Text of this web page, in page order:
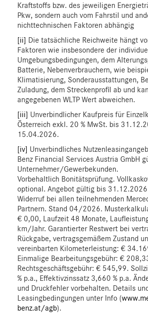
Kraftstoffs bzw. des jeweiligen
Pkw, sondern auch vom Fahrstil und
nichttechnischen Faktoren abhängig
[ii] Die tatsächliche Reichweite hängt
Faktoren wie insbesondere der
Umgebungsbedingungen, dem
Batterie, Nebenverbrauchern, wie
Klimatisierung, Sonderausstattungen,
Zuladung, dem Streckenprofil ab und
angegebenen WLTP Wert abweichen.
[iii] Unverbindlicher Kaufpreis für
Österreich exkl. 20 % MwSt. bis
15.04.2026.
[iv] Unverbindliches
Benz Financial Services Austria GmbH
Unternehmer/Gewerbekunden.
Vorbehaltlich Bonitätsprüfung.
optional. Angebot gültig bis
Widerruf bei allen teilnehmenden
Partnern. Stand 04/2026.
€ 0,00, Laufzeit 48 Monate,
km/Jahr. Garantierter Restwert bei
Rückgabe, vertragsgemäßem Zustand
vereinbarten Kilometerleistung: €
Einmalige Bearbeitungsgebühr: €
Rechtsgeschäftsgebühr: € 545,99.
% p.a., Effektivzinssatz 3,660 % p.a.
und Druckfehler vorbehalten. Details und
Leasingbedingungen unter Info (
benz.at/agb).